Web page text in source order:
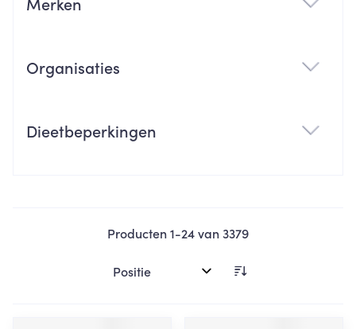
Organisaties
Dieetbeperkingen
Producten1-24van3379
Sorteer op: